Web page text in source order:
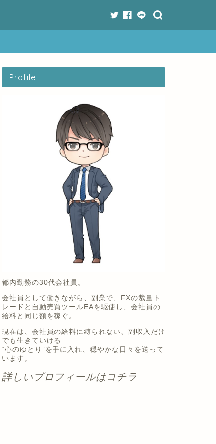
Profile
都内勤務の30代会社員。
会社員として働きながら、副業で、FXの裁量ト
レードと自動売買ツールEAを駆使し、会社員の
給料と同じ額を稼ぐ。
現在は、会社員の給料に縛られない、副収入だけ
でも生きていける
“心のゆとり”を手に入れ、穏やかな日々を送って
います。
詳しいプロフィールはコチラ